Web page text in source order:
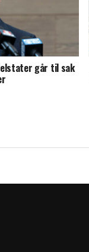
går til sak